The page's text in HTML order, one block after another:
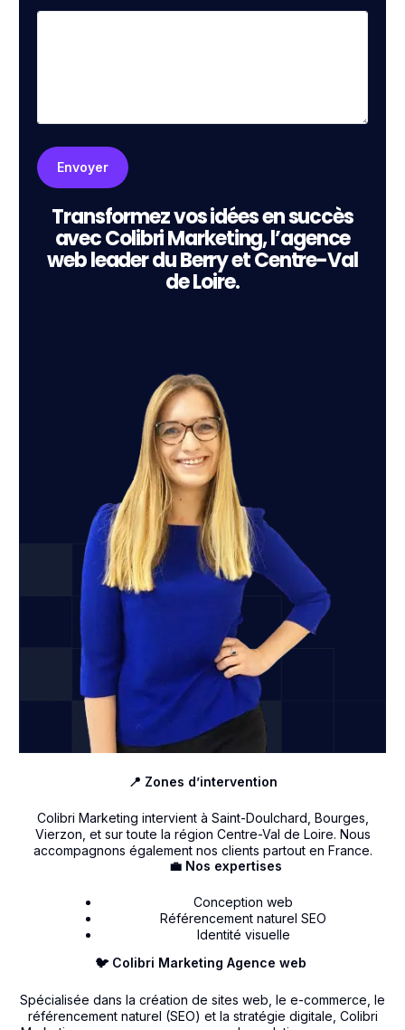
Transformez vos idées en succès
avec Colibri Marketing, l’agence
web leader du Berry et Centre-Val
de Loire.
🐦 Colibri Marketing Agence web
Spécialisée dans la création de sites web, le e-commerce, le
référencement naturel (SEO) et la stratégie digitale, Colibri
💼 Nos expertises
Conception web
Référencement naturel SEO
Identité visuelle
📍 Zones d’intervention
Colibri Marketing intervient à Saint-Doulchard, Bourges,
Vierzon, et sur toute la région Centre-Val de Loire. Nous
accompagnons également nos clients partout en France.